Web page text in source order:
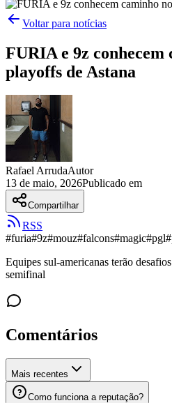
Voltar para notícias
FURIA e 9z conhecem
playoffs de Astana
Rafael ArrudaAutor
13 de maio, 2026Publicado em
Compartilhar
RSS
#furia#9z#mouz#falcons#magic#pgl#
Equipes sul-americanas terão
semifinal
Comentários
Mais recentes
Como funciona a reputação?